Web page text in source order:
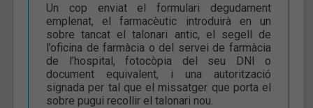
Un cop enviat el formulari degudament
emplenat, el farmacèutic introduirà en un
sobre tancat el talonari antic, el segell de
l’oficina de farmàcia o del servei de farmàcia
de l’hospital, fotocòpia del seu DNI o
document equivalent, i una autorització
signada per tal que el missatger que porta el
sobre pugui recollir el talonari nou.